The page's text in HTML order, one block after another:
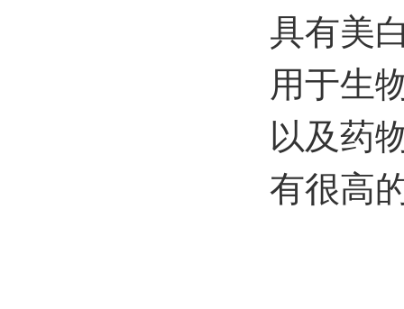
具有美
用于生
以及药
有很高